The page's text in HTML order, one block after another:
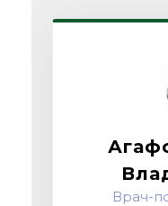
Врач-